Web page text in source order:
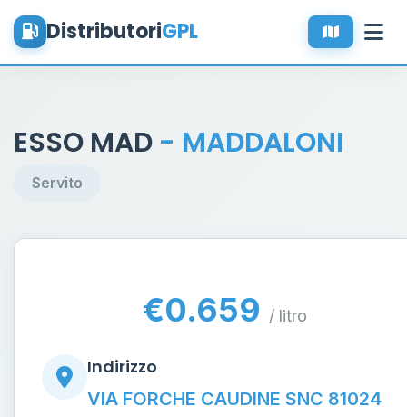
DistributoriGPL
ESSO MAD - MADDALONI
Servito
€0.659 / litro
Indirizzo
VIA FORCHE CAUDINE SNC 81024